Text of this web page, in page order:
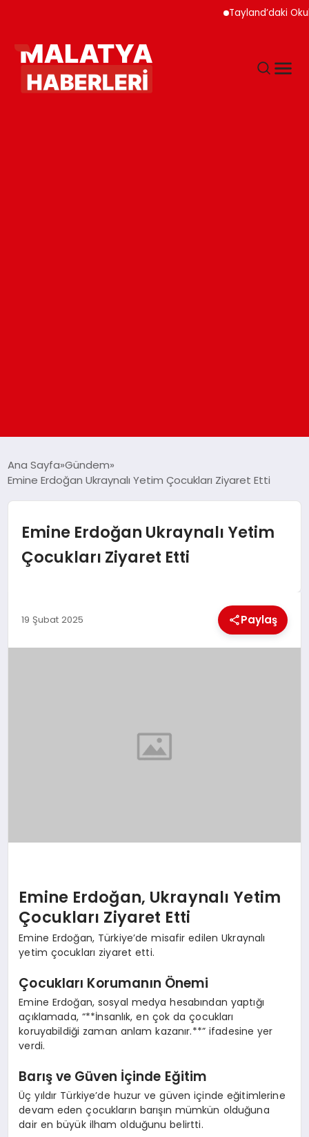
Tayland’daki Okul
DÜNYA
EKONOMI
Ana Sayfa Gündem
Emine Erdoğan Ukraynalı Yetim Çocukları Ziyaret Etti
Emine Erdoğan Ukraynalı Yetim
Çocukları Ziyaret Etti
19 Şubat 2025 Paylaş
Emine Erdoğan, Ukraynalı Yetim
Çocukları Ziyaret Etti
Emine Erdoğan, Türkiye’de misafir edilen Ukraynalı
yetim çocukları ziyaret etti.
Çocukları Korumanın Önemi
Emine Erdoğan, sosyal medya hesabından yaptığı
açıklamada, “**İnsanlık, en çok da çocukları
koruyabildiği zaman anlam kazanır.**” ifadesine yer
verdi.
Barış ve Güven İçinde Eğitim
Üç yıldır Türkiye’de huzur ve güven içinde eğitimlerine
devam eden çocukların barışın mümkün olduğuna
dair en büyük ilham olduğunu belirtti.